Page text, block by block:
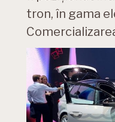
tron, în gama